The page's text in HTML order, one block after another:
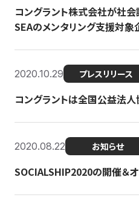
コングラント株式会社が社
SEAのメンタリング支援対象
2020.10.29 プレスリリース
コングラントは全国公益法
2020.08.22 お知らせ
SOCIALSHIP2020の開催＆